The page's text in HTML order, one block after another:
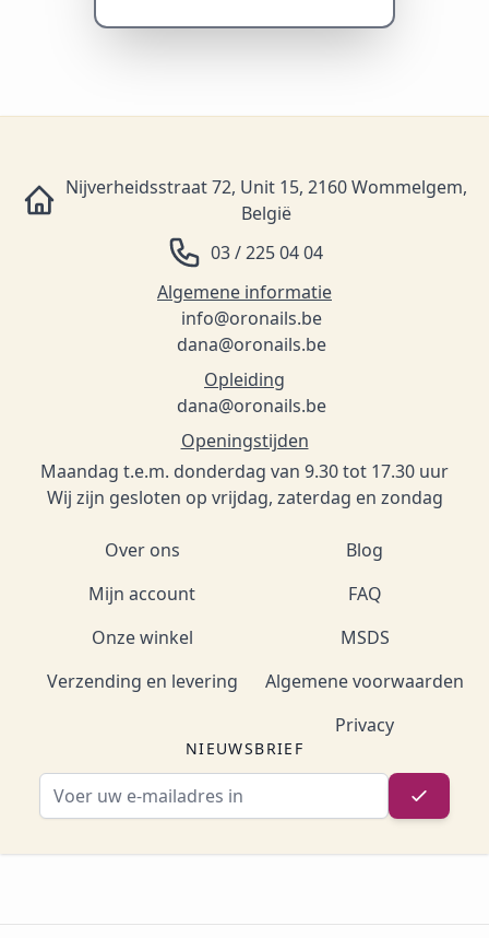
Nijverheidsstraat 72, Unit 15, 2160 Wommelgem,
België
03 / 225 04 04
Algemene informatie
info@oronails.be
dana@oronails.be
Opleiding
dana@oronails.be
Openingstijden
Maandag t.e.m. donderdag van 9.30 tot 17.30 uur
Wij zijn gesloten op vrijdag, zaterdag en zondag
Over ons
Mijn account
Onze winkel
Verzending en levering
Blog
FAQ
MSDS
Algemene voorwaarden
Privacy
NIEUWSBRIEF